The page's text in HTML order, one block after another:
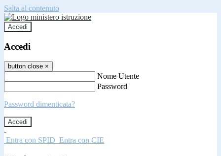
Salta al contenuto
Accedi
Accedi
button close ×
Nome Utente
Password
Password dimenticata?
-
Entra con SPID Entra con CIE